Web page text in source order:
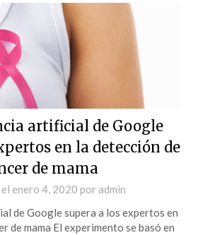
artificial de Google
en la detección de
de mama
enero 4, 2020 por admin
de Google supera a los expertos en
de mama El experimento se basó en